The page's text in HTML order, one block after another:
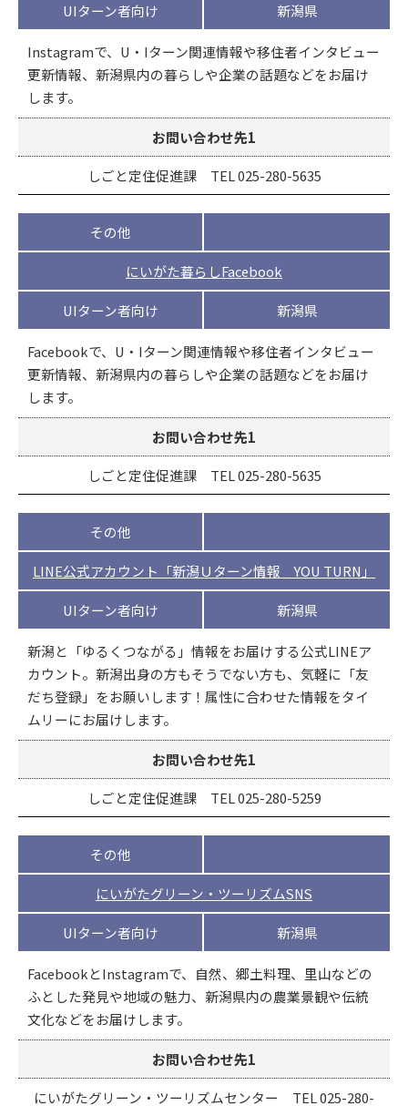
UIターン者向け 新潟県
Instagramで、U・Iターン関連情報や移住者インタビュー
更新情報、新潟県内の暮らしや企業の話題などをお届け
します。
お問い合わせ先1
しごと定住促進課 TEL 025-280-5635
その他
にいがた暮らしFacebook
UIターン者向け 新潟県
Facebookで、U・Iターン関連情報や移住者インタビュー
更新情報、新潟県内の暮らしや企業の話題などをお届け
します。
お問い合わせ先1
しごと定住促進課 TEL 025-280-5635
その他
LINE公式アカウント「新潟Ｕターン情報 YOU TURN」
UIターン者向け 新潟県
新潟と「ゆるくつながる」情報をお届けする公式LINEア
カウント。新潟出身の方もそうでない方も、気軽に「友
だち登録」をお願いします！属性に合わせた情報をタイ
ムリーにお届けします。
お問い合わせ先1
しごと定住促進課 TEL 025-280-5259
その他
にいがたグリーン・ツーリズムSNS
UIターン者向け 新潟県
FacebookとInstagramで、自然、郷土料理、里山などの
ふとした発見や地域の魅力、新潟県内の農業景観や伝統
文化などをお届けします。
お問い合わせ先1
にいがたグリーン・ツーリズムセンター TEL 025-280-